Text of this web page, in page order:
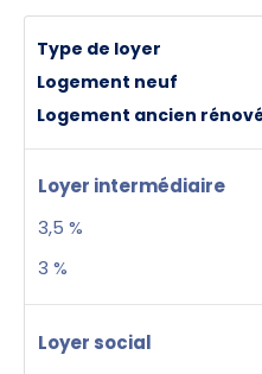
Type de loyer
Logement neuf
Logement ancien
Loyer intermédiaire
3,5 %
3 %
Loyer social